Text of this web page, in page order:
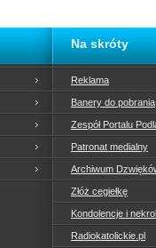
Na skróty
Reklama
Banery do pobrania
Zespół Portalu
Patronat medialny
Archiwum
Złóż cegiełkę
Kondolencje i
Radiokatolickie.pl